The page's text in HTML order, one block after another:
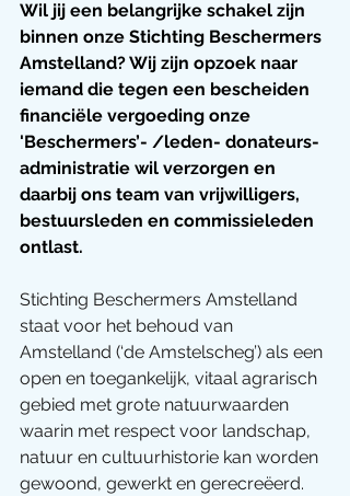
Wil jij een belangrijke schakel zijn
binnen onze Stichting Beschermers
Amstelland? Wij zijn opzoek naar
iemand die tegen een bescheiden
financiële vergoeding onze
'Beschermers’- /leden- donateurs-
administratie wil verzorgen en
daarbij ons team van vrijwilligers,
bestuursleden en commissieleden
ontlast.
Stichting Beschermers Amstelland
staat voor het behoud van
Amstelland (‘de Amstelscheg’) als een
open en toegankelijk, vitaal agrarisch
gebied met grote natuurwaarden
waarin met respect voor landschap,
natuur en cultuurhistorie kan worden
gewoond, gewerkt en gerecreëerd.